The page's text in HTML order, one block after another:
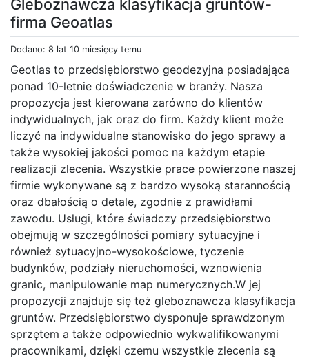
Gleboznawcza klasyfikacja gruntów-
firma Geoatlas
Dodano: 8 lat 10 miesięcy temu
Geotlas to przedsiębiorstwo geodezyjna posiadająca
ponad 10-letnie doświadczenie w branży. Nasza
propozycja jest kierowana zarówno do klientów
indywidualnych, jak oraz do firm. Każdy klient może
liczyć na indywidualne stanowisko do jego sprawy a
także wysokiej jakości pomoc na każdym etapie
realizacji zlecenia. Wszystkie prace powierzone naszej
firmie wykonywane są z bardzo wysoką starannością
oraz dbałością o detale, zgodnie z prawidłami
zawodu. Usługi, które świadczy przedsiębiorstwo
obejmują w szczególności pomiary sytuacyjne i
również sytuacyjno-wysokościowe, tyczenie
budynków, podziały nieruchomości, wznowienia
granic, manipulowanie map numerycznych.W jej
propozycji znajduje się też gleboznawcza klasyfikacja
gruntów. Przedsiębiorstwo dysponuje sprawdzonym
sprzętem a także odpowiednio wykwalifikowanymi
pracownikami, dzięki czemu wszystkie zlecenia są